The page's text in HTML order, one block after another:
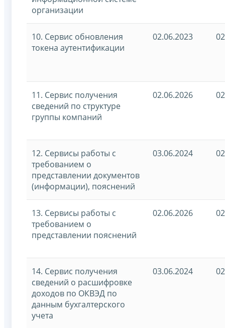
организации
10. Сервис обновления
токена аутентификации
02.06.2023
11. Сервис получения
сведений по структуре
группы компаний
02.06.2026
12. Сервисы работы с
требованием о
представлении документов
(информации), пояснений
03.06.2024
13. Сервисы работы с
требованием о
представлении пояснений
02.06.2026
14. Сервис получения
сведений о расшифровке
доходов по ОКВЭД по
данным бухгалтерского
учета
03.06.2024